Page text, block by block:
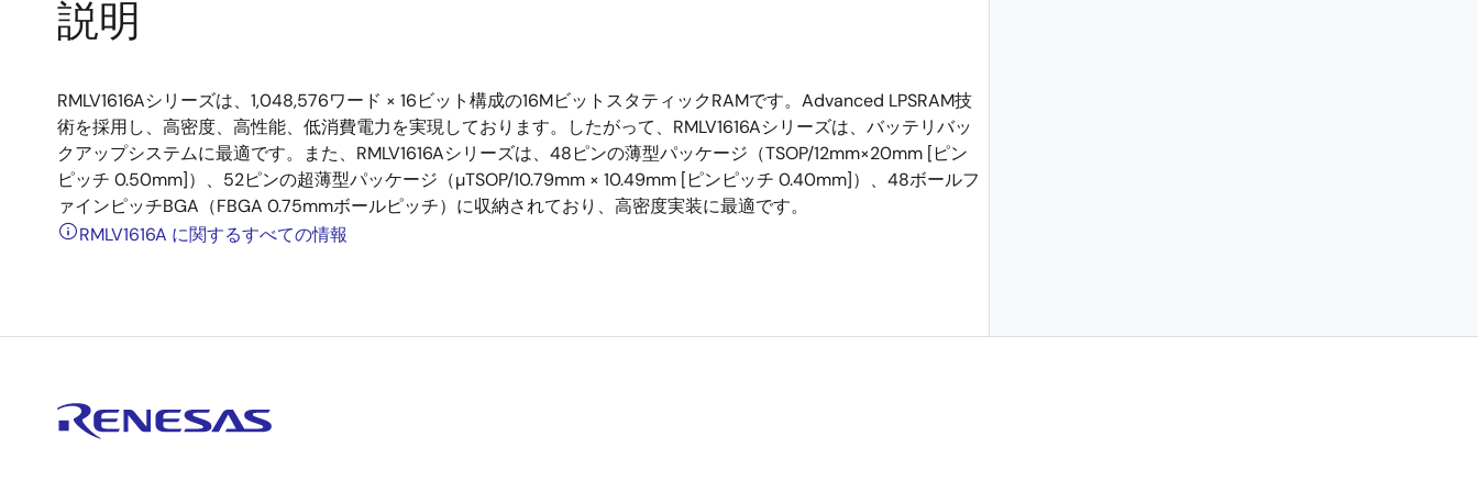
説明
RMLV1616Aシリーズは、1,048,576ワード × 16ビット構成の16MビットスタティックRAMです。Advanced LPSRAM技
術を採用し、高密度、高性能、低消費電力を実現しております。したがって、RMLV1616Aシリーズは、バッテリバッ
クアップシステムに最適です。また、RMLV1616Aシリーズは、48ピンの薄型パッケージ（TSOP/12mm×20mm [ピン
ピッチ 0.50mm]）、52ピンの超薄型パッケージ（µTSOP/10.79mm × 10.49mm [ピンピッチ 0.40mm]）、48ボールフ
ァインピッチBGA（FBGA 0.75mmボールピッチ）に収納されており、高密度実装に最適です。
RMLV1616A に関するすべての情報